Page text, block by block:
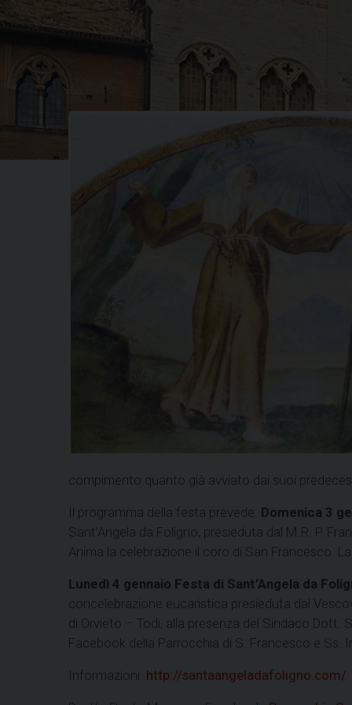
compimento quanto già avviato dai suoi
Il programma della festa prevede: Domenica 3
Sant’Angela da Foligno, presieduta dal M.R. P.
Anima la celebrazione il coro di San Francesco.
Lunedì 4 gennaio Festa di Sant’Angela da
concelebrazione eucaristica presieduta dal
di Orvieto – Todi, alla presenza del Sindaco Dott.
Facebook della Parrocchia di S. Francesco e Ss.
Informazioni: http://santaangeladafoligno.com/